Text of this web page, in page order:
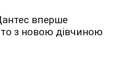
вперше
з новою дівчиною